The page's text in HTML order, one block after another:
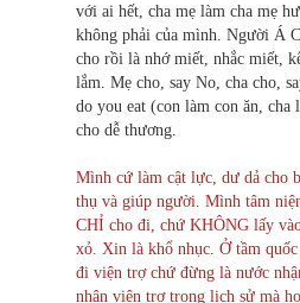
với ai hết, cha mẹ làm cha mẹ
không phải của mình. Người Á
cho rồi là nhớ miết, nhắc miết,
lắm. Mẹ cho, say No, cha cho,
do you eat (con làm con ăn, cha
cho dễ thương.
Mình cứ làm cật lực, dư dả cho
thụ và giúp người. Mình tâm
CHỈ cho đi, chứ KHÔNG lấy
xỏ. Xin là khổ nhục. Ở tầm
đi viện trợ chứ đừng là nước
nhận viện trợ trong lịch sử mà